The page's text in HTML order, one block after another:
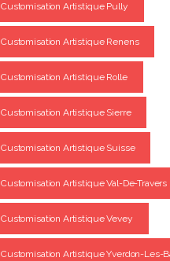
Customisation Artistique Pully
Customisation Artistique Renens
Customisation Artistique Rolle
Customisation Artistique Sierre
Customisation Artistique Suisse
Customisation Artistique Val-De-Travers
Customisation Artistique Vevey
Customisation Artistique Yverdon-Les-